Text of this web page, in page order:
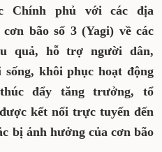
Chính phủ với các địa
bão số 3 (Yagi) về các
quả, hỗ trợ người dân,
khôi phục hoạt động
đẩy tăng trưởng, tổ
kết nối trực tuyến đến
bị ảnh hưởng của cơn bão